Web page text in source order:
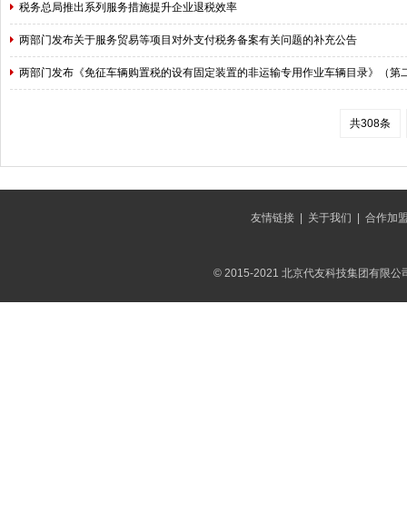
税务总局推出系列服务措施提升企业退税效率
两部门发布关于服务贸易等项目对外支付税务备案有关问题的补充公告
两部门发布《免征车辆购置税的设有固定装置的非运输专用作业车辆目录》（第
共308条
友情链接| 关于我们 合作加
© 2015-2021 北京代友科技集团有限